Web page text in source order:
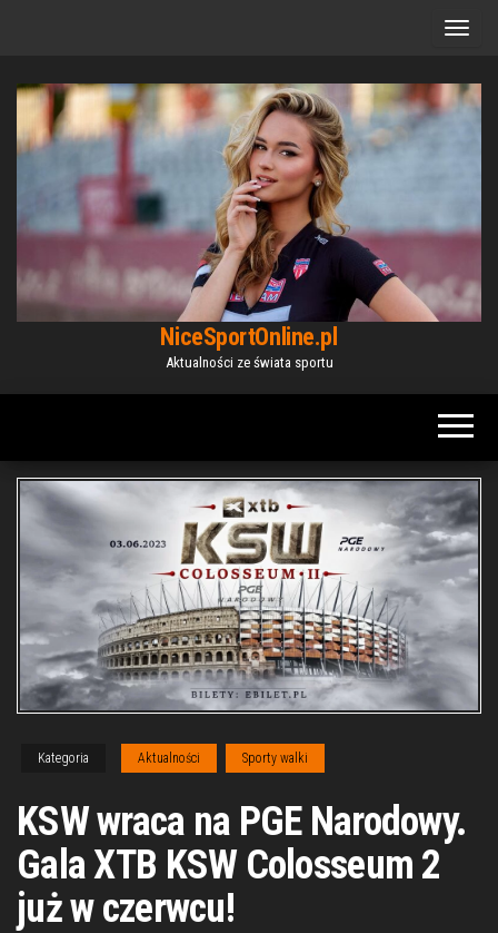
NiceSportOnline.pl
Aktualności ze świata sportu
Kategoria Aktualności Sporty walki
KSW wraca na PGE Narodowy.
Gala XTB KSW Colosseum 2
już w czerwcu!